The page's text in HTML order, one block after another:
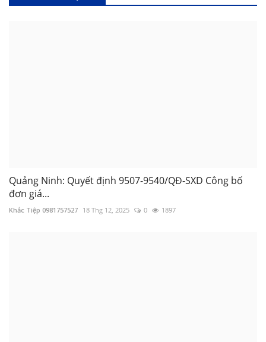
Quảng Ninh: Quyết định 9507-9540/QĐ-SXD Công bố
đơn giá...
Khắc Tiệp 0981757527 18 Thg 12, 2025 0 1897